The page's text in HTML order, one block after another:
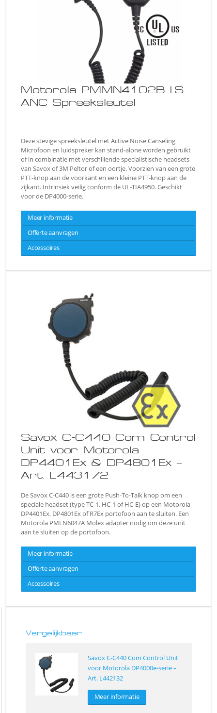
Motorola PMMN4102B I.S.
ANC Spreeksleutel
Deze stevige spreeksleutel met Active Noise Canseling
Microfoon en luidspreker kan stand-alone worden gebruikt
of in combinatie met verschillende specialistische headsets
van Savox of 3M Peltor of een oortje. Voorzien van een grote
PTT-knop aan de voorkant en een kleine PTT-knop aan de
zijkant. Intrinsiek veilig conform de UL-TIA4950. Geschikt
voor de DP4000-serie.
Meer informatie
Offerte aanvragen
Accessoires
Savox C-C440 Com Control
Unit voor Motorola
DP4401Ex & DP4801Ex –
Art. L443172
De Savox C-C440 is een grote Push-To-Talk knop om een
speciale headset (type TC-1, HC-1 of HC-E) op een Motorola
DP4401Ex, DP4801Ex of R7Ex portofoon aan te sluiten. Een
Motorola PMLN6047A Molex adapter nodig om deze unit
aan te sluiten op de portofoon.
Meer informatie
Offerte aanvragen
Accessoires
Vergelijkbaar
Savox C-C440 Com Control Unit
voor Motorola DP4000e-serie –
Art. L442132
Meer informatie